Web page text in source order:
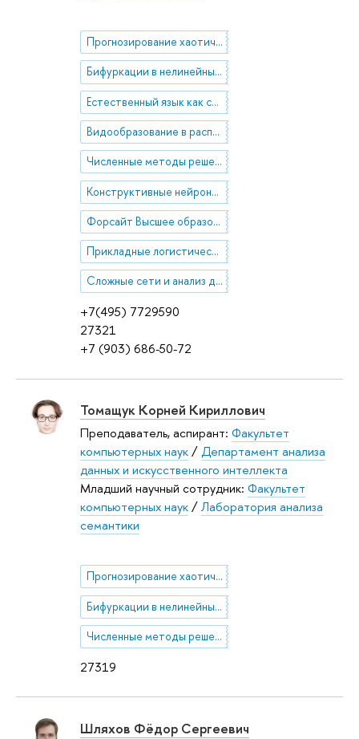
+7(495) 7729590
27321
+7 (903) 686-50-72
Прогнозирование хаотических временных рядов на много шагов вперёд
Бифуркации в нелинейных краевых задачах для уравнений в частных производных (прямые и обратные задачи)
Естественный язык как самоорганизованно-критичная система
Видообразование в распределённом искусственном интеллекте
Численные методы решения нелинейных краевых задач для уравнений в частных производных
Конструктивные нейронные сети в задачах медицинской статистики
Форсайт Высшее образование
Прикладные логистические системы
Сложные сети и анализ данных
27319
Томащук Корней Кириллович
Преподаватель, аспирант: Факультет
компьютерных наук/Департамент анализа
данных и искусственного интеллекта
Младший научный сотрудник: Факультет
компьютерных наук/Лаборатория анализа
семантики
Прогнозирование хаотических временных рядов на много шагов вперёд
Бифуркации в нелинейных краевых задачах для уравнений в частных производных (прямые и обратные задачи)
Численные методы решения нелинейных краевых задач для уравнений в частных производных
Шляхов Фёдор Сергеевич